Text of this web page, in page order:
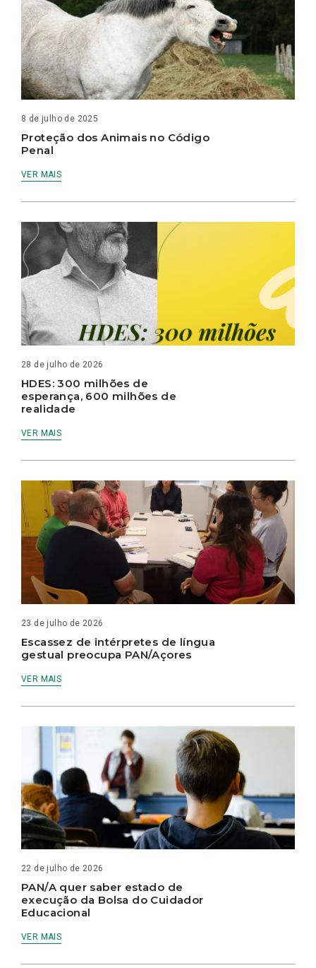
8 de julho de 2025
Proteção dos Animais no Código
Penal
VER MAIS
28 de julho de 2026
HDES: 300 milhões de
esperança, 600 milhões de
realidade
VER MAIS
23 de julho de 2026
Escassez de intérpretes de língua
gestual preocupa PAN/Açores
VER MAIS
22 de julho de 2026
PAN/A quer saber estado de
execução da Bolsa do Cuidador
Educacional
VER MAIS